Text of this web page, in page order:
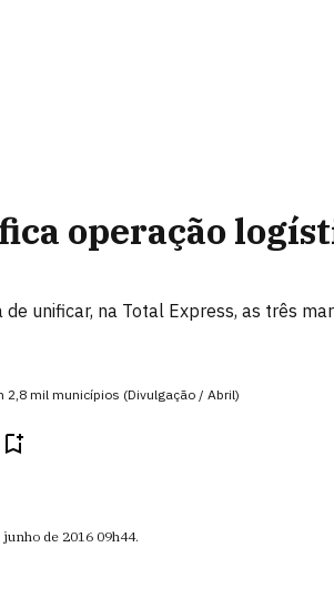
operação
de unificar, na Total Express, as três
2,8 mil municípios (Divulgação / Abril)
junho de 2016 09h44.